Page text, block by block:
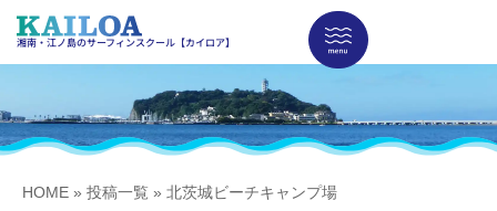
湘南・江ノ島のサーフィンスクール【カイロア】
HOME » 投稿一覧 » 北茨城ビーチキャンプ場